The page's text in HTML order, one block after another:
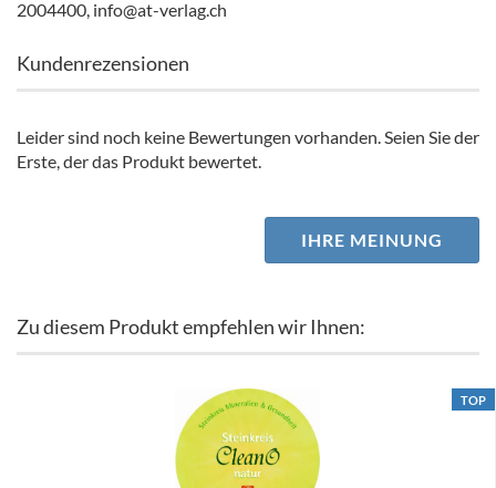
2004400, info@at-verlag.ch
Kundenrezensionen
Leider sind noch keine Bewertungen vorhanden. Seien Sie der
Erste, der das Produkt bewertet.
IHRE MEINUNG
Zu diesem Produkt empfehlen wir Ihnen:
TOP